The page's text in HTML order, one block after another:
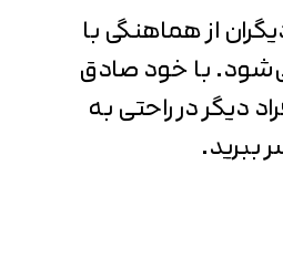
از هماهنگی با
با خود صادق
دیگر در راحتی به
ببرید.